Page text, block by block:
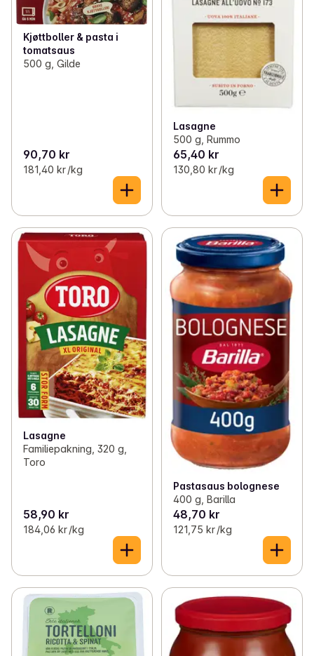
Kjøttboller & pasta i
tomatsaus
500 g, Gilde
90,70 kr
181,40 kr /kg
Lasagne
500 g, Rummo
65,40 kr
130,80 kr /kg
Lasagne
Familiepakning, 320 g,
Toro
58,90 kr
184,06 kr /kg
Pastasaus bolognese
400 g, Barilla
48,70 kr
121,75 kr /kg